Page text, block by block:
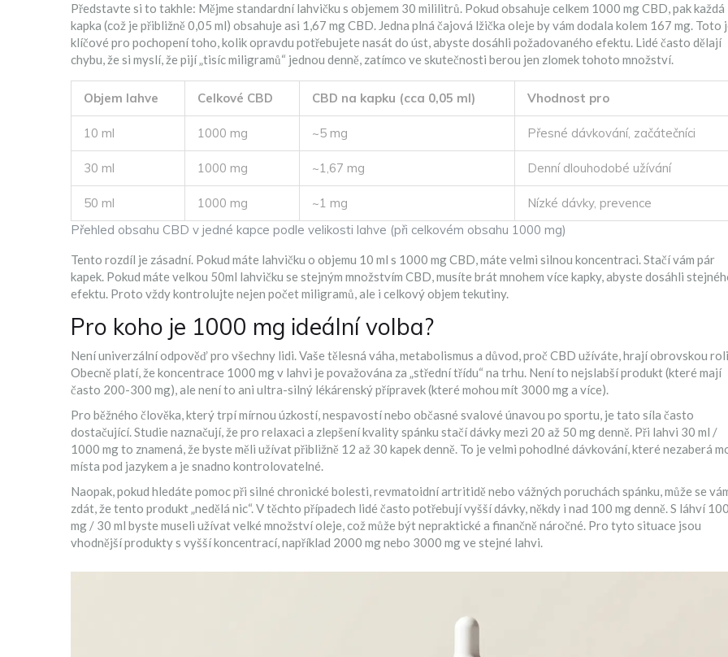
Představte si to takhle: Mějme standardní lahvičku s objemem 30 mililitrů. Pokud obsahuje celkem 1000 mg CBD, pak každá
kapka (což je přibližně 0,05 ml) obsahuje asi 1,67 mg CBD. Jedna plná čajová lžička oleje by vám dodala kolem 167 mg. Toto
klíčové pro pochopení toho, kolik opravdu potřebujete nasát do úst, abyste dosáhli požadovaného efektu. Lidé často dělají
chybu, že si myslí, že pijí „tisíc miligramů“ jednou denně, zatímco ve skutečnosti berou jen zlomek tohoto množství.
Přehled obsahu CBD v jedné kapce podle velikosti lahve (při celkovém obsahu 1000 mg)
Objem lahve Celkové CBD CBD na kapku (cca 0,05 ml) Vhodnost pro
10 ml 1000 mg ~5 mg Přesné dávkování, začátečníci
30 ml 1000 mg ~1,67 mg Denní dlouhodobé užívání
50 ml 1000 mg ~1 mg Nízké dávky, prevence
Tento rozdíl je zásadní. Pokud máte lahvičku o objemu 10 ml s 1000 mg CBD, máte velmi silnou koncentraci. Stačí vám pár
kapek. Pokud máte velkou 50ml lahvičku se stejným množstvím CBD, musíte brát mnohem více kapky, abyste dosáhli
efektu. Proto vždy kontrolujte nejen počet miligramů, ale i celkový objem tekutiny.
Pro koho je 1000 mg ideální volba?
Není univerzální odpověď pro všechny lidi. Vaše tělesná váha, metabolismus a důvod, proč CBD užíváte, hrají obrovskou
Obecně platí, že koncentrace 1000 mg v lahvi je považována za „střední třídu“ na trhu. Není to nejslabší produkt (které mají
často 200-300 mg), ale není to ani ultra-silný lékárenský přípravek (které mohou mít 3000 mg a více).
Pro běžného člověka, který trpí mírnou úzkostí, nespavostí nebo občasné svalové únavou po sportu, je tato síla často
dostačující. Studie naznačují, že pro relaxaci a zlepšení kvality spánku stačí dávky mezi 20 až 50 mg denně. Při lahvi 30 ml /
1000 mg to znamená, že byste měli užívat přibližně 12 až 30 kapek denně. To je velmi pohodlné dávkování, které nezaberá
místa pod jazykem a je snadno kontrolovatelné.
Naopak, pokud hledáte pomoc při silné chronické bolesti, revmatoidní artritidě nebo vážných poruchách spánku, může se
zdát, že tento produkt „nedělá nic“. V těchto případech lidé často potřebují vyšší dávky, někdy i nad 100 mg denně. S láhví
mg / 30 ml byste museli užívat velké množství oleje, což může být nepraktické a finančně náročné. Pro tyto situace jsou
vhodnější produkty s vyšší koncentrací, například 2000 mg nebo 3000 mg ve stejné lahvi.